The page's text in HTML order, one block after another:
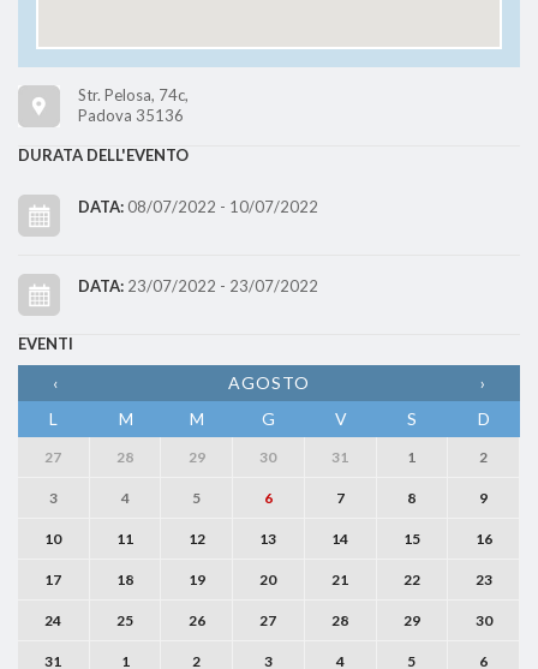
Str. Pelosa, 74c,
Padova 35136
DURATA DELL'EVENTO
DATA: 08/07/2022 - 10/07/2022
DATA: 23/07/2022 - 23/07/2022
EVENTI
‹ AGOSTO
›
L
M M G V S D
27 28 29 30 31 1 2
3 4 5 6 7 8 9
10 11 12 13 14 15 16
17 18 19 20 21 22 23
24 25 26 27 28 29 30
31 1 2 3 4 5 6